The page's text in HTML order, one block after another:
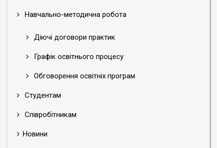
Навчально-методична робота
Діючі договори практик
Графік освітнього процесу
Обговорення освітніх програм
Студентам
Співробітникам
Новини